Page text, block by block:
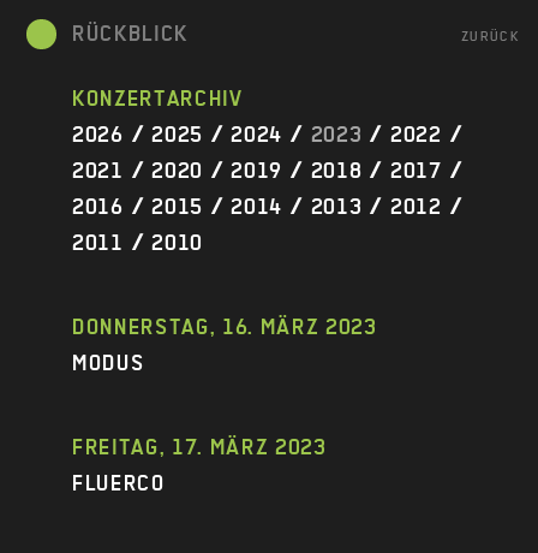
RÜCKBLICK ZURÜCK
KONZERTARCHIV
2026 / 2025 / 2024 / 2023 / 2022 /
2021 / 2020 / 2019 / 2018 / 2017 /
2016 / 2015 / 2014 / 2013 / 2012 /
2011 / 2010
DONNERSTAG, 16. MÄRZ 2023
MODUS
FREITAG, 17. MÄRZ 2023
FLUERCO